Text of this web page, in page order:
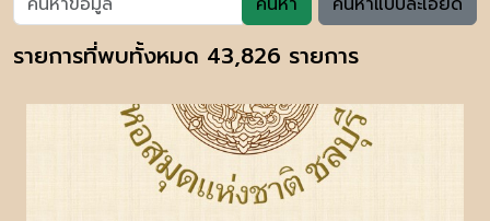
รายการที่พบทั้งหมด 43,826 รายการ